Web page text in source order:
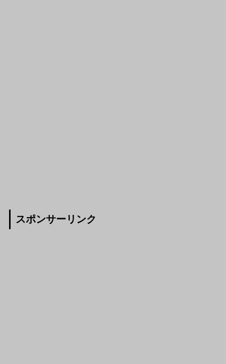
スポンサーリンク